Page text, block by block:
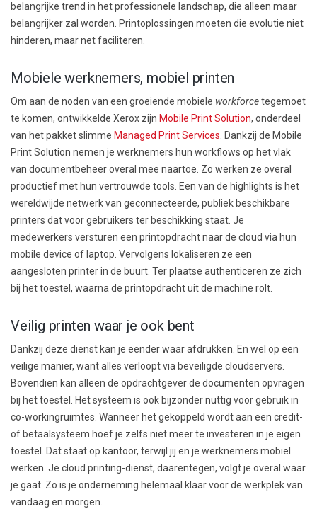
belangrijke trend in het professionele landschap, die alleen maar
belangrijker zal worden. Printoplossingen moeten die evolutie niet
hinderen, maar net faciliteren.
Mobiele werknemers, mobiel printen
Om aan de noden van een groeiende mobiele workforcetegemoet
te komen, ontwikkelde Xerox zijn Mobile Print Solution, onderdeel
van het pakket slimme Managed Print Services. Dankzij de Mobile
Print Solution nemen je werknemers hun workflows op het vlak
van documentbeheer overal mee naartoe. Zo werken ze overal
productief met hun vertrouwde tools. Een van de highlights is het
wereldwijde netwerk van geconnecteerde, publiek beschikbare
printers dat voor gebruikers ter beschikking staat. Je
medewerkers versturen een printopdracht naar de cloud via hun
mobile device of laptop. Vervolgens lokaliseren ze een
aangesloten printer in de buurt. Ter plaatse authenticeren ze zich
bij het toestel, waarna de printopdracht uit de machine rolt.
Veilig printen waar je ook bent
Dankzij deze dienst kan je eender waar afdrukken. En wel op een
veilige manier, want alles verloopt via beveiligde cloudservers.
Bovendien kan alleen de opdrachtgever de documenten opvragen
bij het toestel. Het systeem is ook bijzonder nuttig voor gebruik in
co-workingruimtes. Wanneer het gekoppeld wordt aan een credit-
of betaalsysteem hoef je zelfs niet meer te investeren in je eigen
toestel. Dat staat op kantoor, terwijl jij en je werknemers mobiel
werken. Je cloud printing-dienst, daarentegen, volgt je overal waar
je gaat. Zo is je onderneming helemaal klaar voor de werkplek van
vandaag en morgen.